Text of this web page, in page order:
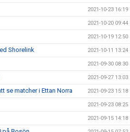
2021-10-23 16:19
2021-10-20 09:44
2021-10-19 12:50
Shorelink 2021-10-11 13:24
2021-09-30 08:30
2021-09-27 13:03
se matcher i Ettan Norra 2021-09-23 15:18
2021-09-23 08:25
2021-09-15 14:18